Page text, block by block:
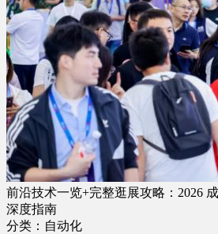
前沿技术一览+完整逛展攻略：2026
深度指南
分类：自动化